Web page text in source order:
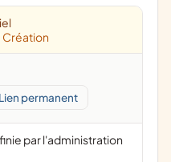
Création
Lien permanent
par l'administration